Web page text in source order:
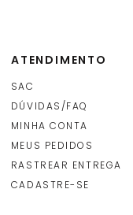
ATENDIMENTO
SAC
DÚVIDAS/FAQ
MINHA CONTA
MEUS PEDIDOS
RASTREAR ENTREGA
CADASTRE-SE